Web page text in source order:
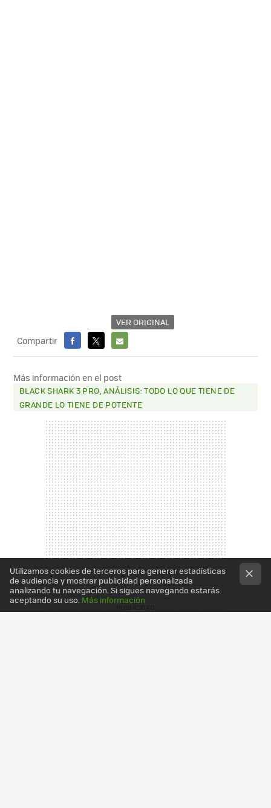
VER ORIGINAL
Compartir
FACEBOOK
X
E-
MAIL
Más información en el post
BLACK SHARK 3 PRO, ANÁLISIS: TODO LO QUE TIENE DE
GRANDE LO TIENE DE POTENTE
Utilizamos cookies de terceros para generar estadísticas
de audiencia y mostrar publicidad personalizada
analizando tu navegación. Si sigues navegando estarás
aceptando su uso. Más información